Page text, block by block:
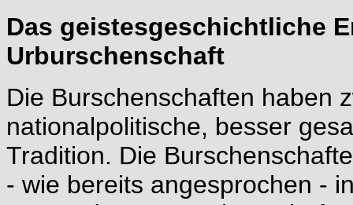
Das geistesgeschichtliche
Urburschenschaft
Die Burschenschaften haben
nationalpolitische, besser
Tradition. Die
- wie bereits angesprochen -